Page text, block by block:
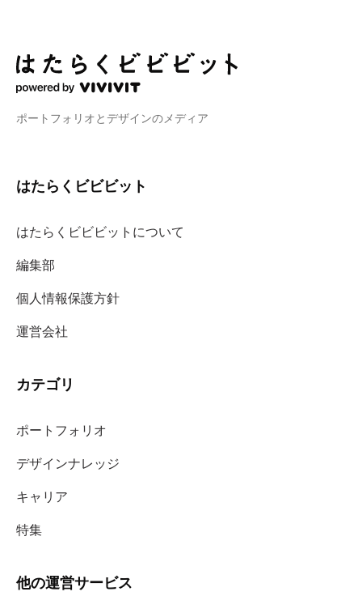
ポートフォリオとデザインのメディア
はたらくビビビット
はたらくビビビットについて
編集部
個人情報保護方針
運営会社
カテゴリ
ポートフォリオ
デザインナレッジ
キャリア
特集
他の運営サービス